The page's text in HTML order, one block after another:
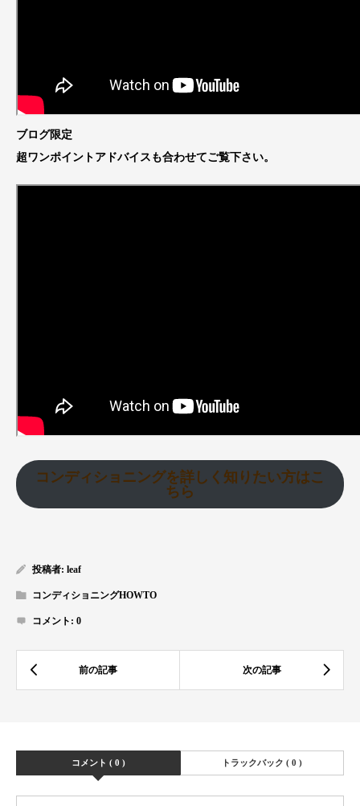
ブログ限定
超ワンポイントアドバイスも合わせてご覧下さい。
コンディショニングを詳しく知りたい方はこ
ちら
投稿者: leaf
コンディショニングHOWTO
コメント: 0
コメント ( 0 ) トラックバック ( 0 )